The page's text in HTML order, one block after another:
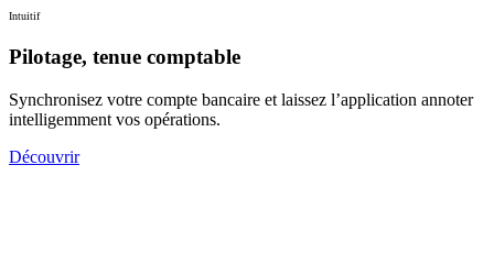
Intuitif
Pilotage, tenue comptable
Synchronisez votre compte bancaire et laissez l’application annoter
intelligemment vos opérations.
Découvrir